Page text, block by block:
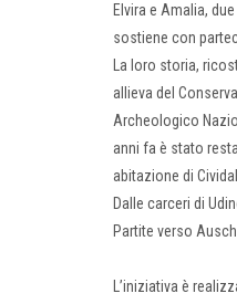
Elvira e Amalia,
sostiene con
La loro storia,
allieva del
Archeologico
anni fa è stato
abitazione di
Dalle carceri di
Partite verso
L’iniziativa è